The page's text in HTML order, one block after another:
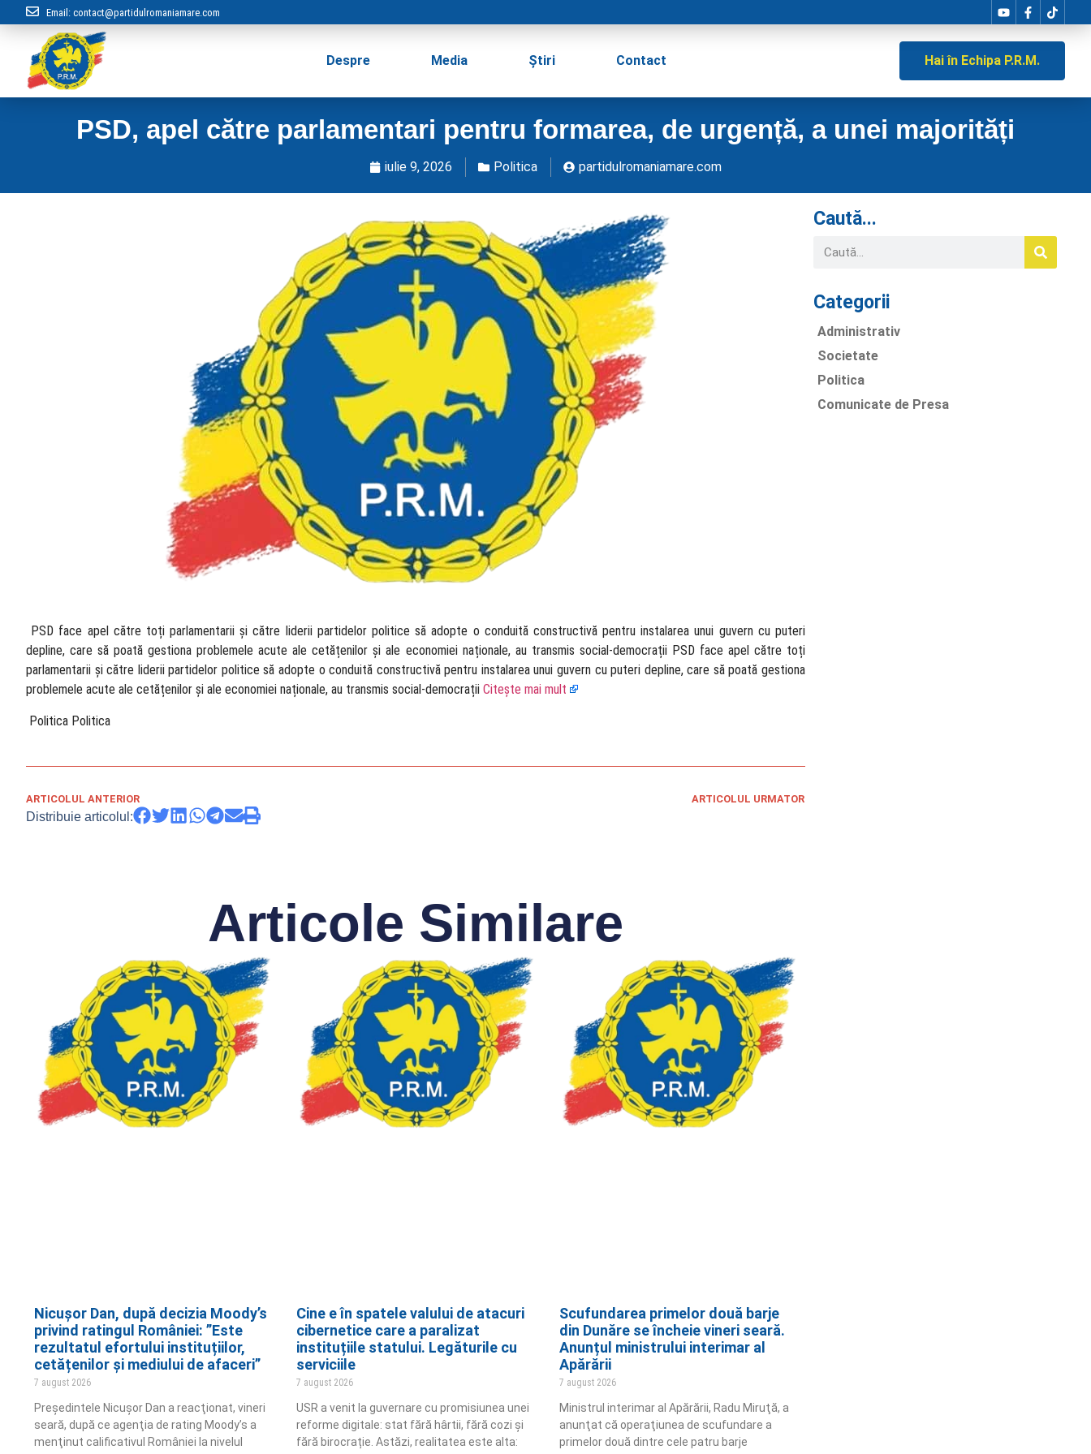
Email: contact@partidulromaniamare.com
Despre Media Știri Contact Hai în Echipa P.R.M.
PSD, apel către parlamentari pentru formarea, de urgență, a unei majorități
iulie 9, 2026 Politica partidulromaniamare.com
​ PSD face apel către toți parlamentarii și către liderii partidelor politice să adopte o conduită constructivă pentru instalarea unui guvern cu puteri
depline, care să poată gestiona problemele acute ale cetățenilor și ale economiei naționale, au transmis social-democrații PSD face apel către toți
parlamentarii și către liderii partidelor politice să adopte o conduită constructivă pentru instalarea unui guvern cu puteri depline, care să poată gestiona
problemele acute ale cetățenilor și ale economiei naționale, au transmis social-democrații Citește mai mult
​ Politica Politica
ARTICOLUL ANTERIOR ARTICOLUL URMATOR
Distribuie articolul:
Articole Similare
Nicușor Dan, după decizia Moody’s
privind ratingul României: ”Este
rezultatul efortului instituțiilor,
cetățenilor și mediului de afaceri”
7 august 2026
Preşedintele Nicuşor Dan a reacţionat, vineri
seară, după ce agenţia de rating Moody’s a
menţinut calificativul României la nivelul
Cine e în spatele valului de atacuri
cibernetice care a paralizat
instituțiile statului. Legăturile cu
serviciile
7 august 2026
USR a venit la guvernare cu promisiunea unei
reforme digitale: stat fără hârtii, fără cozi și
fără birocrație. Astăzi, realitatea este alta:
Scufundarea primelor două barje
din Dunăre se încheie vineri seară.
Anunțul ministrului interimar al
Apărării
7 august 2026
Ministrul interimar al Apărării, Radu Miruţă, a
anunţat că operaţiunea de scufundare a
primelor două dintre cele patru barje
Caută...
Categorii
Administrativ
Societate
Politica
Comunicate de Presa